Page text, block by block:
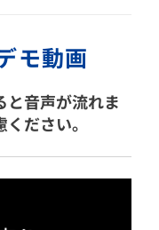
モ動画
と音声が流れま
ださい。